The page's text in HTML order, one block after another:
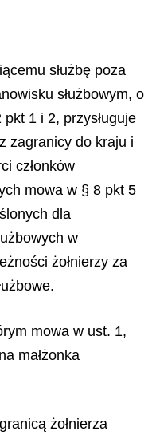
służbę poza
służbowym, o
1 i 2, przysługuje
zagranicy do kraju i
członków
mowa w § 8 pkt 5
dla
w
żołnierzy za
mowa w ust. 1,
małżonka
żołnierza